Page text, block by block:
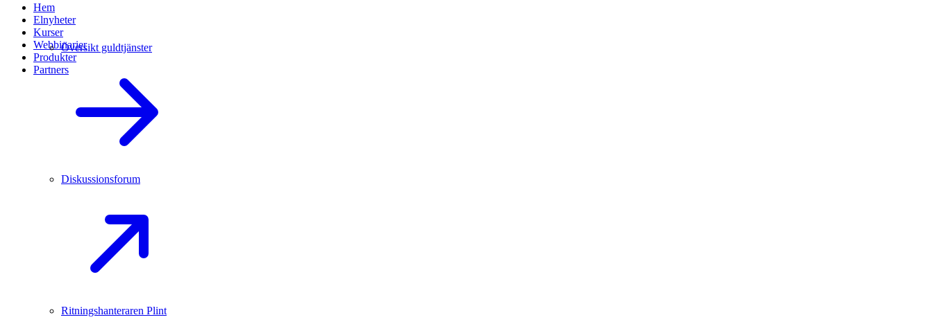
Hem
Elnyheter
Kurser
Webbinarier
Produkter
Partners
Översikt guldtjänster
Diskussionsforum
Ritningshanteraren Plint